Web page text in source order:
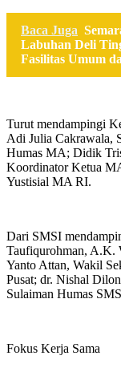
Baca Juga
Labuhan Deli
Fasilitas Umum
Turut mendampingi
Adi Julia Cakrawala,
Humas MA; Didik
Koordinator Ketua
Yustisial MA RI.
Dari SMSI
Taufiqurohman, A.K.
Yanto Attan, Wakil
Pusat; dr. Nishal
Sulaiman Humas
Fokus Kerja Sama